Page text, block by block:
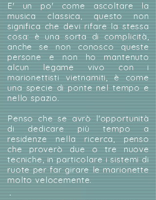
E' un po' come ascoltare la
musica classica, questo non
significa che devi rifare la stessa
cosa: è una sorta di complicità,
anche se non conosco queste
persone e non ho mantenuto
alcun legame vivo con i
marionettisti vietnamiti, è come
una specie di ponte nel tempo e
nello spazio.
Penso che se avrò l'opportunità
di dedicare più tempo a
residenze nella ricerca, penso
che proverò due o tre nuove
tecniche, in particolare i sistemi di
ruote per far girare le marionette
molto velocemente.